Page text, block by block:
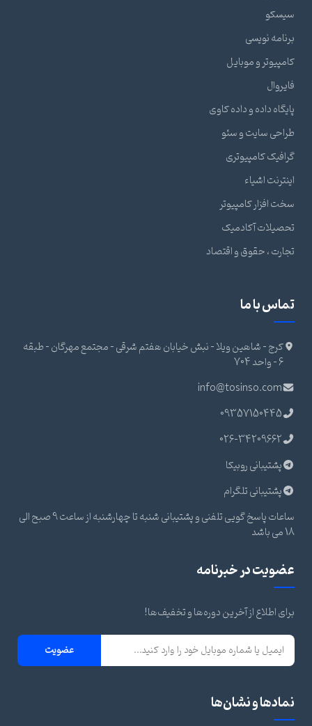
سیسکو
برنامه نویسی
کامپیوتر و موبایل
فایروال
پایگاه داده و داده کاوی
طراحی سایت و سئو
گرافیک کامپیوتری
اینترنت اشیاء
سخت افزار کامپیوتر
تحصیلات آکادمیک
تجارت ، حقوق و اقتصاد
تماس با ما
کرج - شاهین ویلا - نبش خیابان هفتم شرقی - مجتمع مهرگان - طبقه
6 - واحد 704
info@tosinso.com
09357150445
026-34209662
پشتیبانی روبیکا
پشتیبانی تلگرام
ساعات پاسخ گویی تلفنی و پشتیبانی شنبه تا چهارشنبه از ساعت 9 صبح الی
18 می باشد
عضویت در خبرنامه
برای اطلاع از آخرین دوره‌ها و تخفیف‌ها!
عضویت
نمادها و نشان‌ها